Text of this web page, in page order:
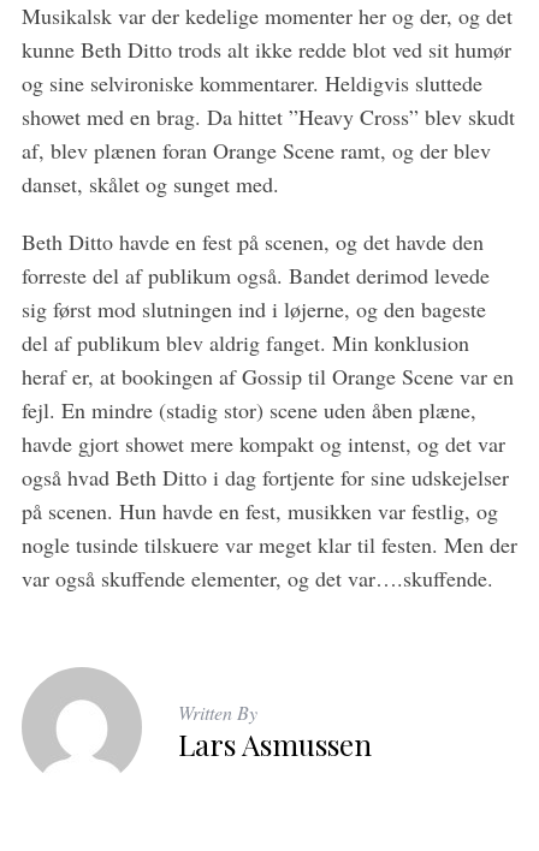
Musikalsk var der kedelige momenter her og der, og det
kunne Beth Ditto trods alt ikke redde blot ved sit humør
og sine selvironiske kommentarer. Heldigvis sluttede
showet med en brag. Da hittet ”Heavy Cross” blev skudt
af, blev plænen foran Orange Scene ramt, og der blev
danset, skålet og sunget med.
Beth Ditto havde en fest på scenen, og det havde den
forreste del af publikum også. Bandet derimod levede
sig først mod slutningen ind i løjerne, og den bageste
del af publikum blev aldrig fanget. Min konklusion
heraf er, at bookingen af Gossip til Orange Scene var en
fejl. En mindre (stadig stor) scene uden åben plæne,
havde gjort showet mere kompakt og intenst, og det var
også hvad Beth Ditto i dag fortjente for sine udskejelser
på scenen. Hun havde en fest, musikken var festlig, og
nogle tusinde tilskuere var meget klar til festen. Men der
var også skuffende elementer, og det var….skuffende.
Written By
Lars Asmussen